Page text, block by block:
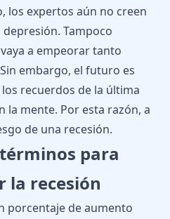
los expertos aún no creen
Tampoco
a empeorar tanto
embargo, el futuro es
recuerdos de la última
la mente. Por esta razón, a
de una recesión.
para
la recesión
porcentaje de aumento